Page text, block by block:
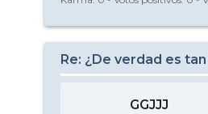
Re: ¿De verdad es
GGJJJ